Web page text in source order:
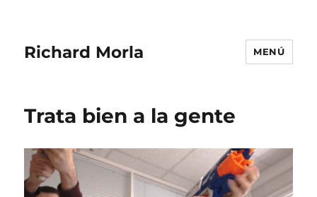
Richard Morla MENÚ
Trata bien a la gente